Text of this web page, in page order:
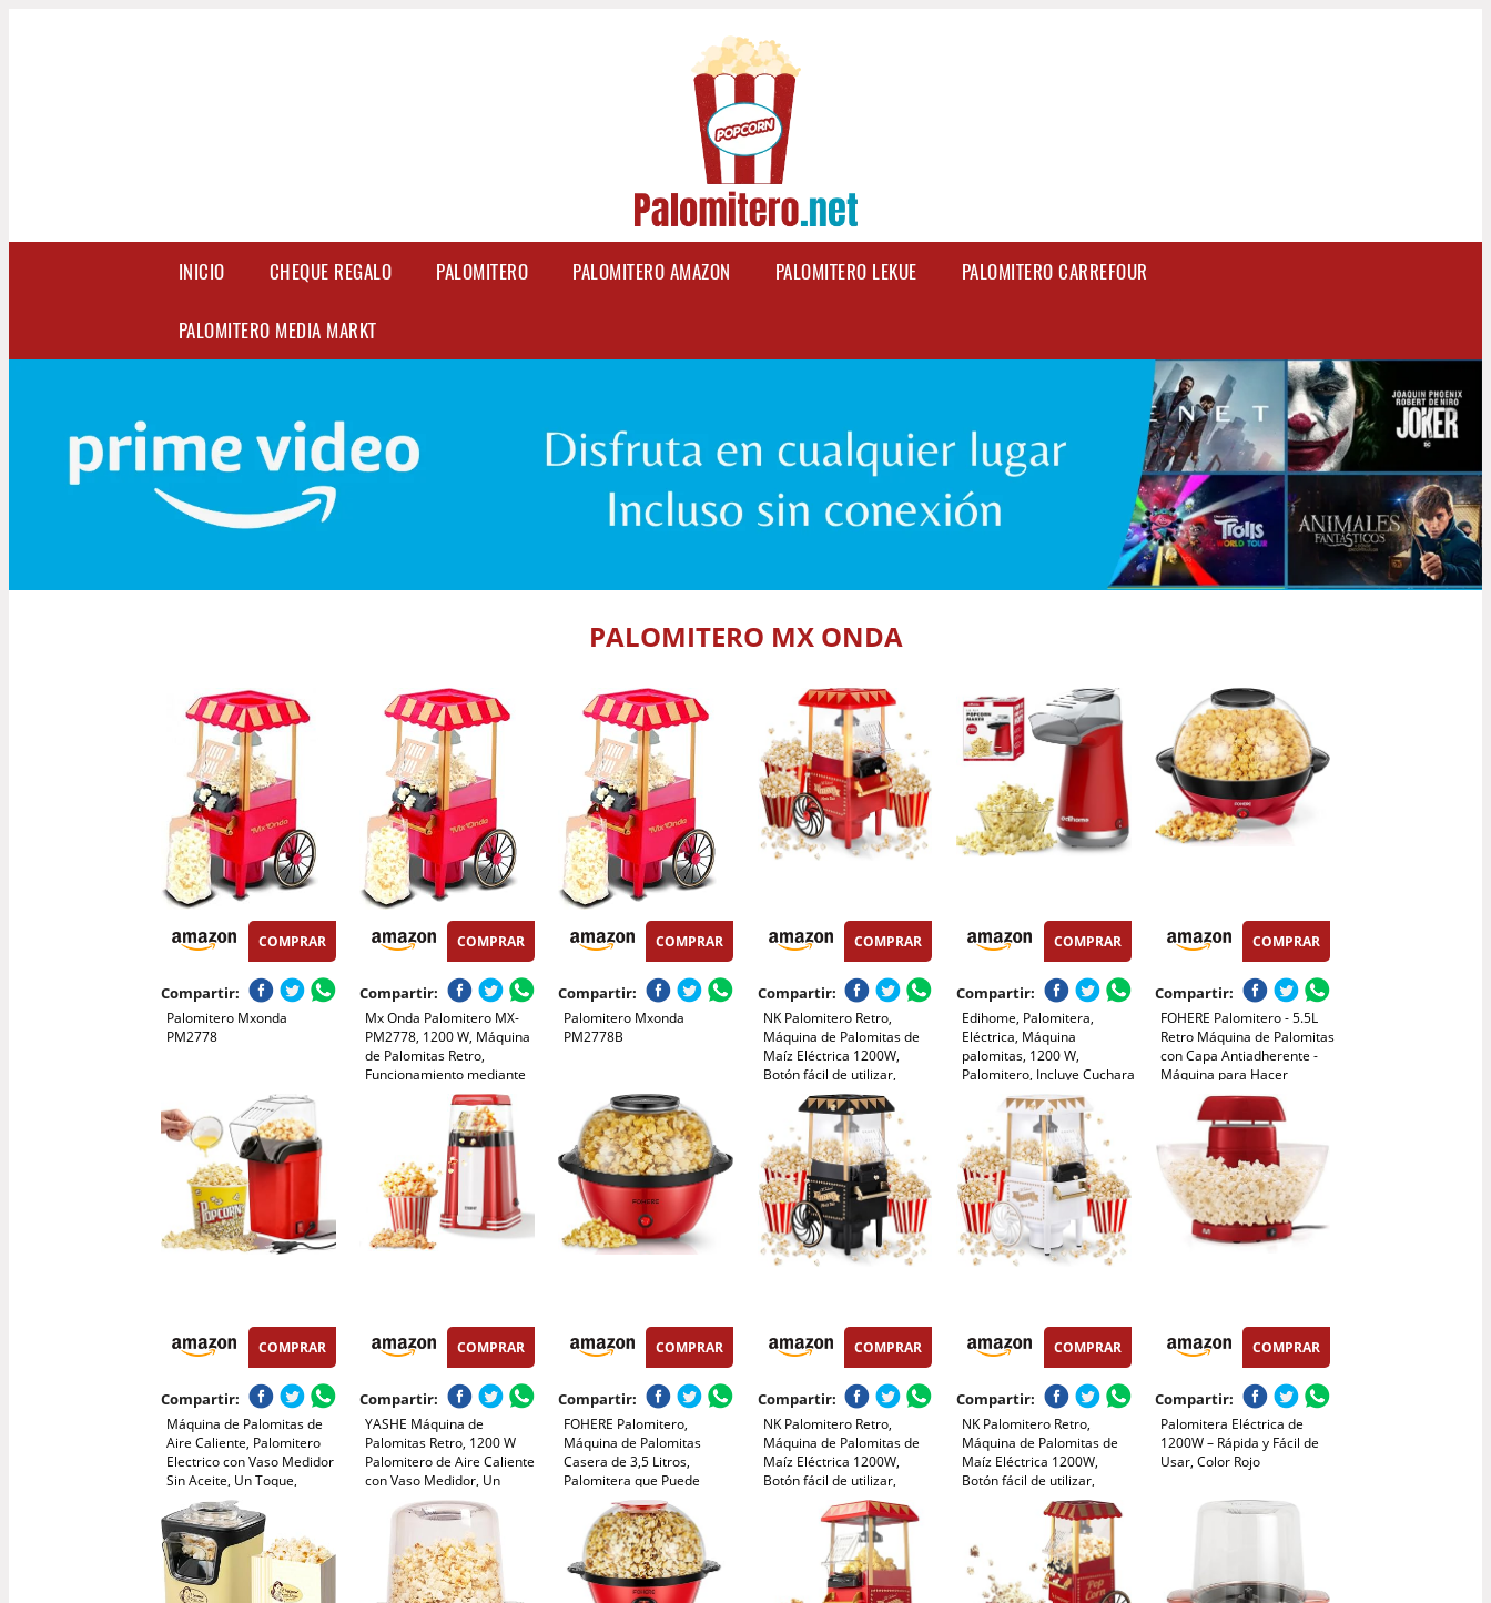
INICIO CHEQUE REGALO PALOMITERO PALOMITERO AMAZON PALOMITERO LEKUE PALOMITERO CARREFOUR
PALOMITERO MEDIA MARKT
PALOMITERO MX ONDA
COMPRAR
Compartir:
Palomitero Mxonda
PM2778
COMPRAR
Compartir:
Mx Onda Palomitero MX-
PM2778, 1200 W, Máquina
de Palomitas Retro,
Funcionamiento mediante
aire caliente, Cazuela
COMPRAR
Compartir:
Palomitero Mxonda
PM2778B
COMPRAR
Compartir:
NK Palomitero Retro,
Máquina de Palomitas de
Maíz Eléctrica 1200W,
Botón fácil de utilizar,
Preparación listas en 2
minutos, Aire Caliente,
Tamaño 0,3L, Portable,
Ideal para Casa
COMPRAR
Compartir:
Edihome, Palomitera,
Eléctrica, Máquina
palomitas, 1200 W,
Palomitero, Incluye Cuchara
Dosificadora, Palomitas de
Maíz listas en 2 minutos,
Popcorn (Rojo)
COMPRAR
Compartir:
FOHERE Palomitero - 5.5L
Retro Máquina de Palomitas
con Capa Antiadherente -
Máquina para Hacer
Palomitas de Maíz Fácil de
Usar - Silencioso y
Rápido(entre 4 min) (Rojo)
COMPRAR
Compartir:
Máquina de Palomitas de
Aire Caliente, Palomitero
Electrico con Vaso Medidor
Sin Aceite, Un Toque,
Palomitas en 3 MIN
Maquina Palomita Portátil
para Cine en Casa, Noches
de Película, Fiestas
COMPRAR
Compartir:
YASHE Máquina de
Palomitas Retro, 1200 W
Palomitero de Aire Caliente
con Vaso Medidor, Un
Toque, Sin Aceite, Perfecto
para Cine en Casa, Noches
de Película, Fiestas
COMPRAR
Compartir:
FOHERE Palomitero,
Máquina de Palomitas
Casera de 3,5 Litros,
Palomitera que Puede
Agregar Azúcar y Aceite,
Agitación Automática, Olla
Antiadherente, Silenciosa y
Rápida, Adecuado Para Cine
en Casa
COMPRAR
Compartir:
NK Palomitero Retro,
Máquina de Palomitas de
Maíz Eléctrica 1200W,
Botón fácil de utilizar,
Preparación listas en 2
minutos, Aire Caliente,
Tamaño 0,3L, Portable,
Ideal para Casa (Negro)
COMPRAR
Compartir:
NK Palomitero Retro,
Máquina de Palomitas de
Maíz Eléctrica 1200W,
Botón fácil de utilizar,
Preparación listas en 2
minutos, Aire Caliente,
Tamaño 0,3L, Portable,
Ideal para Casa (Blanco)
COMPRAR
Compartir:
Palomitera Eléctrica de
1200W – Rápida y Fácil de
Usar, Color Rojo